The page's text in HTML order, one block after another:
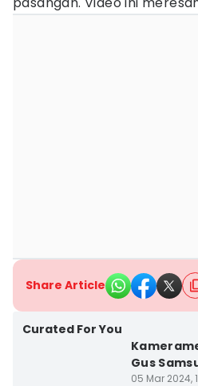
Share Article
Curated For You
Gus
05 Mar 2024,